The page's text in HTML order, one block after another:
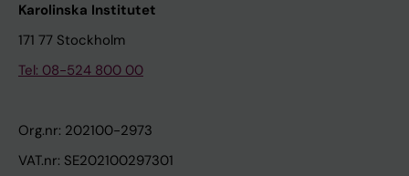
Karolinska Institutet
171 77 Stockholm
Tel: 08-524 800 00
Org.nr: 202100-2973
VAT.nr: SE202100297301